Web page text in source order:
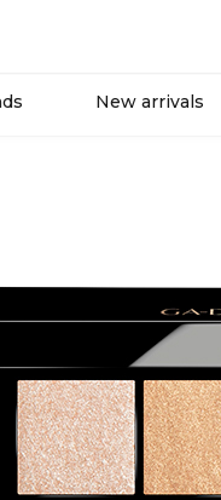
New arrivals